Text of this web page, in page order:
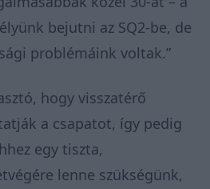
bejutni az SQ2-be, de
problémáink voltak.”
hogy visszatérő
a csapatot, így pedig
egy tiszta,
lenne szükségünk,